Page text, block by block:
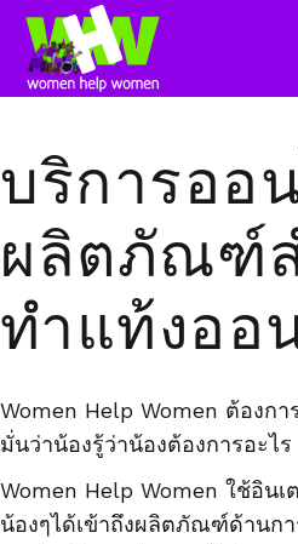
บริการออ
ผลิตภัณฑ์ส
ทำแท้งออ
Women Help Women ต้องกา
มั่นว่าน้องรู้ว่าน้องต้องการอะ
Women Help Women ใช้อิน
น้องๆได้เข้าถึงผลิตภัณฑ์ด้านก